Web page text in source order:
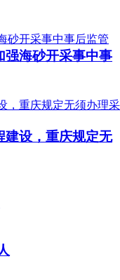
强海砂开采事中事
建设，重庆规定无